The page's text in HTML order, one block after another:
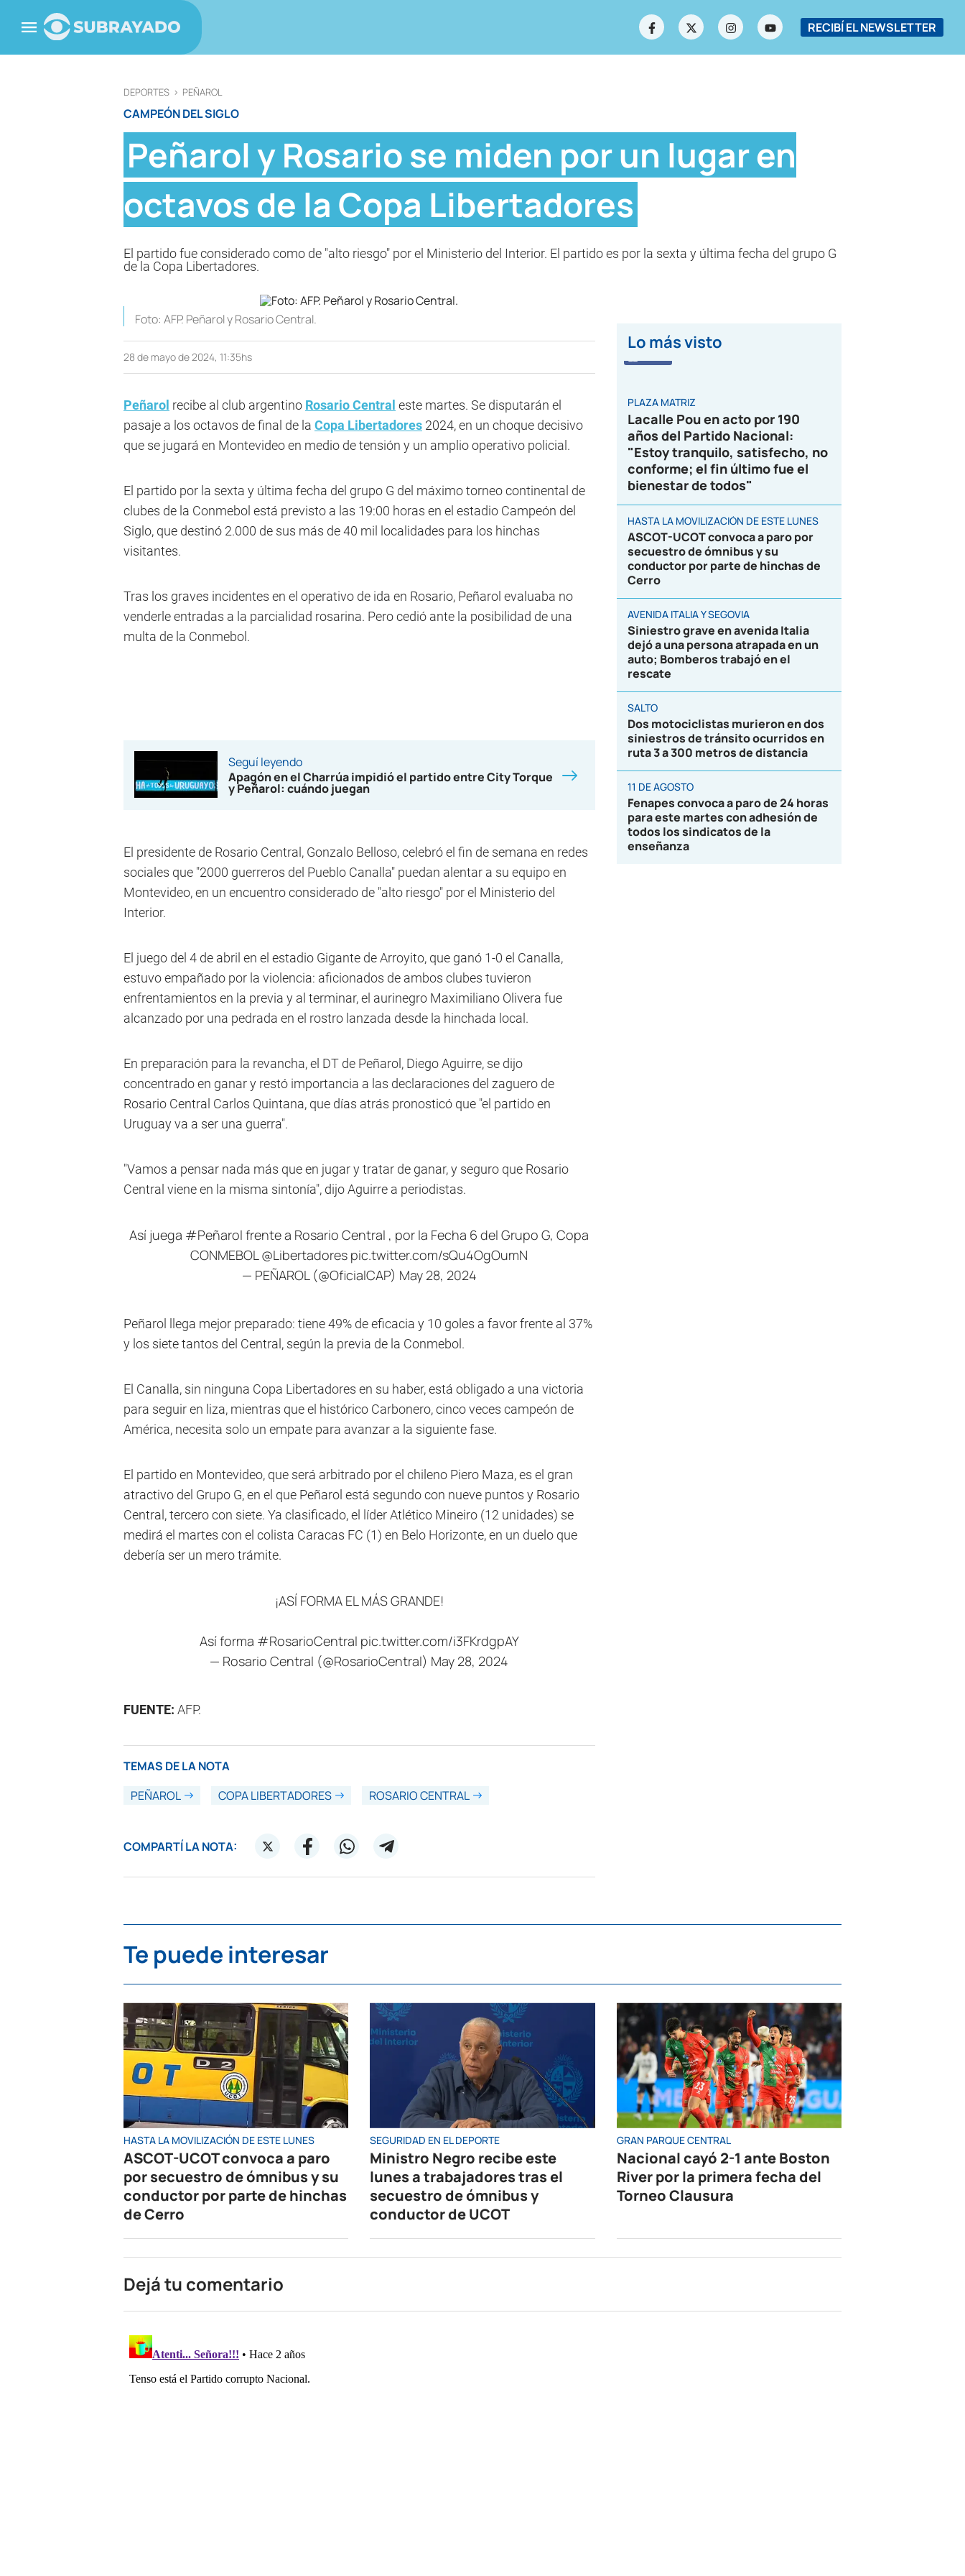
RECIBÍ EL NEWSLETTER
DEPORTES > PEÑAROL
CAMPEÓN DEL SIGLO
Peñarol y Rosario se miden por un lugar en
octavos de la Copa Libertadores
El partido fue considerado como de "alto riesgo" por el Ministerio del Interior. El partido es por la sexta y última fecha del grupo G
de la Copa Libertadores.
Foto: AFP. Peñarol y Rosario Central.
28 de mayo de 2024, 11:35hs
Peñarol recibe al club argentino Rosario Central este martes. Se disputarán el
pasaje a los octavos de final de la Copa Libertadores 2024, en un choque decisivo
que se jugará en Montevideo en medio de tensión y un amplio operativo policial.
El partido por la sexta y última fecha del grupo G del máximo torneo continental de
clubes de la Conmebol está previsto a las 19:00 horas en el estadio Campeón del
Siglo, que destinó 2.000 de sus más de 40 mil localidades para los hinchas
visitantes.
Tras los graves incidentes en el operativo de ida en Rosario, Peñarol evaluaba no
venderle entradas a la parcialidad rosarina. Pero cedió ante la posibilidad de una
multa de la Conmebol.
Seguí leyendo
Apagón en el Charrúa impidió el partido entre City Torque
y Peñarol: cuándo juegan
El presidente de Rosario Central, Gonzalo Belloso, celebró el fin de semana en redes
sociales que "2000 guerreros del Pueblo Canalla" puedan alentar a su equipo en
Montevideo, en un encuentro considerado de "alto riesgo" por el Ministerio del
Interior.
El juego del 4 de abril en el estadio Gigante de Arroyito, que ganó 1-0 el Canalla,
estuvo empañado por la violencia: aficionados de ambos clubes tuvieron
enfrentamientos en la previa y al terminar, el aurinegro Maximiliano Olivera fue
alcanzado por una pedrada en el rostro lanzada desde la hinchada local.
En preparación para la revancha, el DT de Peñarol, Diego Aguirre, se dijo
concentrado en ganar y restó importancia a las declaraciones del zaguero de
Rosario Central Carlos Quintana, que días atrás pronosticó que "el partido en
Uruguay va a ser una guerra".
"Vamos a pensar nada más que en jugar y tratar de ganar, y seguro que Rosario
Central viene en la misma sintonía", dijo Aguirre a periodistas.
Así juega #Peñarol frente a Rosario Central , por la Fecha 6 del Grupo G, Copa
CONMEBOL@Libertadores pic.twitter.com/sQu4OgOumN
— PEÑAROL (@OficialCAP) May 28, 2024
Peñarol llega mejor preparado: tiene 49% de eficacia y 10 goles a favor frente al 37%
y los siete tantos del Central, según la previa de la Conmebol.
El Canalla, sin ninguna Copa Libertadores en su haber, está obligado a una victoria
para seguir en liza, mientras que el histórico Carbonero, cinco veces campeón de
América, necesita solo un empate para avanzar a la siguiente fase.
El partido en Montevideo, que será arbitrado por el chileno Piero Maza, es el gran
atractivo del Grupo G, en el que Peñarol está segundo con nueve puntos y Rosario
Central, tercero con siete. Ya clasificado, el líder Atlético Mineiro (12 unidades) se
medirá el martes con el colista Caracas FC (1) en Belo Horizonte, en un duelo que
debería ser un mero trámite.
¡ASÍ FORMA EL MÁS GRANDE!
Así forma #RosarioCentral pic.twitter.com/i3FKrdgpAY
— Rosario Central (@RosarioCentral) May 28, 2024
FUENTE: AFP.
TEMAS DE LA NOTA
PEÑAROL
COPA LIBERTADORES ROSARIO CENTRAL
COMPARTÍ LA NOTA:
Lo más visto
PLAZA MATRIZ
Lacalle Pou en acto por 190
años del Partido Nacional:
"Estoy tranquilo, satisfecho, no
conforme; el fin último fue el
bienestar de todos"
HASTA LA MOVILIZACIÓN DE ESTE LUNES
ASCOT-UCOT convoca a paro por
secuestro de ómnibus y su
conductor por parte de hinchas de
Cerro
AVENIDA ITALIA Y SEGOVIA
Siniestro grave en avenida Italia
dejó a una persona atrapada en un
auto; Bomberos trabajó en el
rescate
SALTO
Dos motociclistas murieron en dos
siniestros de tránsito ocurridos en
ruta 3 a 300 metros de distancia
11 DE AGOSTO
Fenapes convoca a paro de 24 horas
para este martes con adhesión de
todos los sindicatos de la
enseñanza
Te puede interesar
HASTA LA MOVILIZACIÓN DE ESTE LUNES
ASCOT-UCOT convoca a paro
por secuestro de ómnibus y su
conductor por parte de hinchas
de Cerro
SEGURIDAD EN EL DEPORTE
Ministro Negro recibe este
lunes a trabajadores tras el
secuestro de ómnibus y
conductor de UCOT
GRAN PARQUE CENTRAL
Nacional cayó 2-1 ante Boston
River por la primera fecha del
Torneo Clausura
Dejá tu comentario